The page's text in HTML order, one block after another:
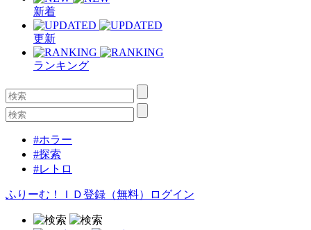
新着
更新
ランキング
#ホラー
#探索
#レトロ
ふりーむ！ＩＤ登録（無料） ログイン